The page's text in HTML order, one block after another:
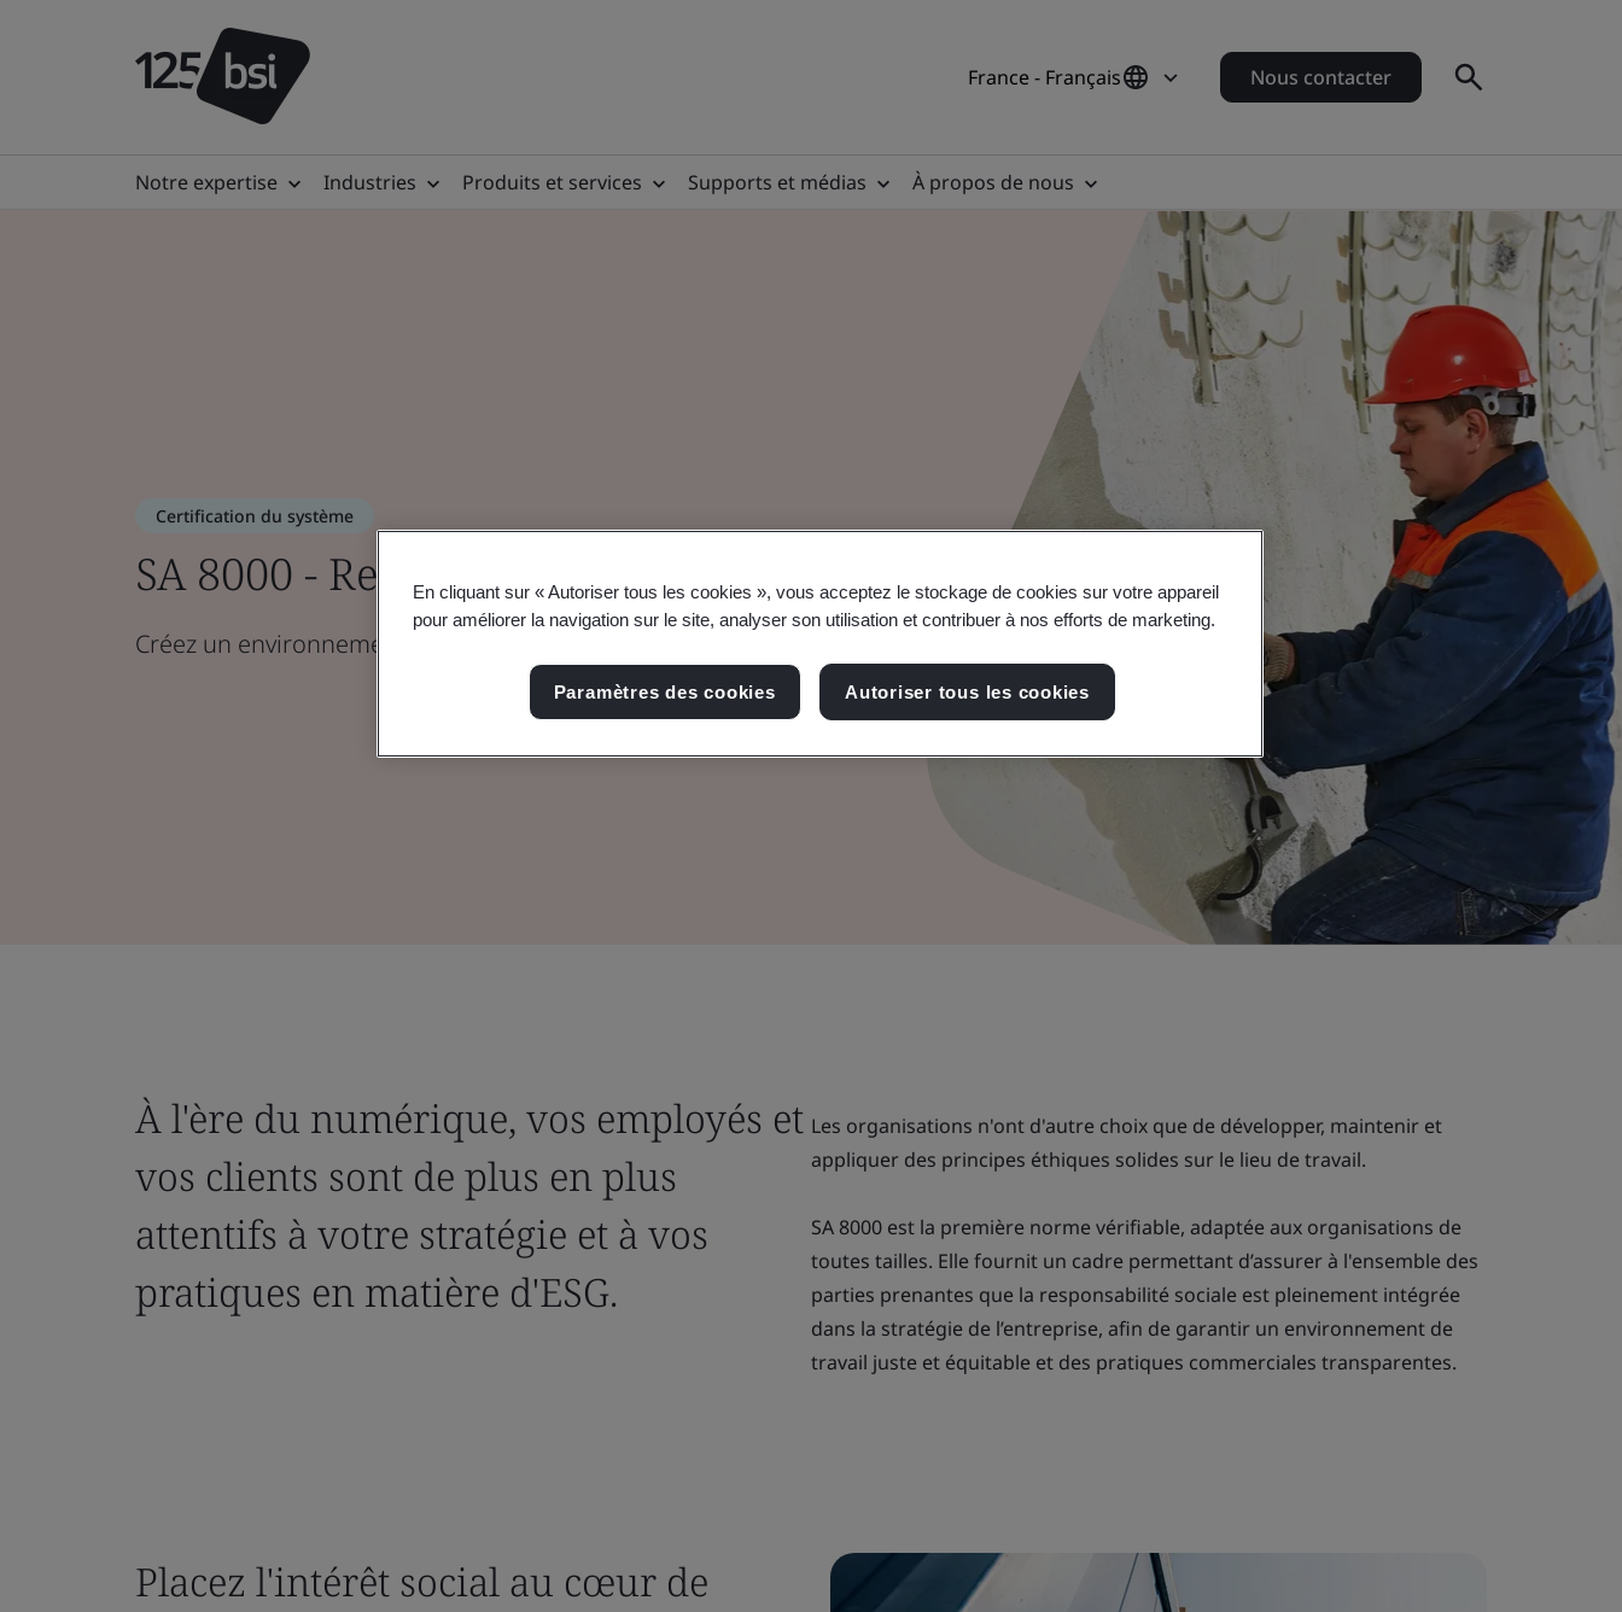
France - Français Nous contacter
Notre expertise Industries Produits et services Supports et médias À propos de nous
Certification du système
SA 8000 - Responsabilité sociale
Créez un environnement de travail juste, équitable et éthique
À l'ère du numérique, vos employés et
vos clients sont de plus en plus
attentifs à votre stratégie et à vos
pratiques en matière d'ESG.
Les organisations n'ont d'autre choix que de développer, maintenir et
appliquer des principes éthiques solides sur le lieu de travail.
SA 8000 est la première norme vérifiable, adaptée aux organisations de
toutes tailles. Elle fournit un cadre permettant d’assurer à l'ensemble des
parties prenantes que la responsabilité sociale est pleinement intégrée
dans la stratégie de l’entreprise, afin de garantir un environnement de
travail juste et équitable et des pratiques commerciales transparentes.
Placez l'intérêt social au cœur de
En cliquant sur « Autoriser tous les cookies », vous acceptez le stockage de cookies sur votre appareil
pour améliorer la navigation sur le site, analyser son utilisation et contribuer à nos efforts de marketing.
Paramètres des cookies Autoriser tous les cookies